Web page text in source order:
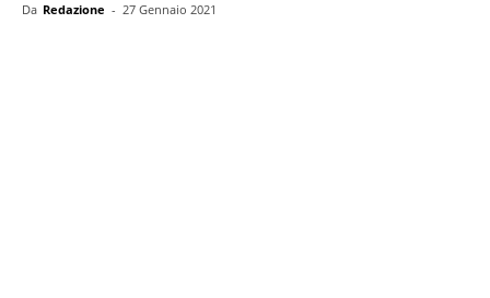
Da Redazione - 27 Gennaio 2021